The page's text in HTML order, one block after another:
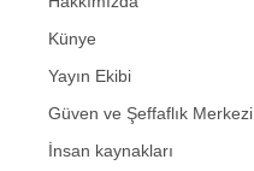
Künye
Yayın Ekibi
Güven ve Şeffaflık Merkezi
İnsan kaynakları